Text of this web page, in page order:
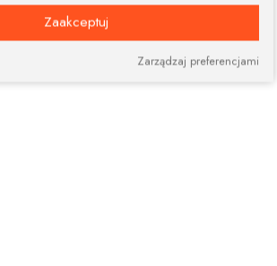
Zaakceptuj
Zarządzaj preferencjami